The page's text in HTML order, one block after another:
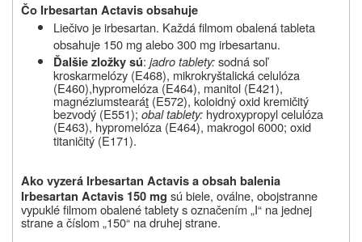
Čo Irbesartan Actavis obsahuje
Liečivo je irbesartan. Každá filmom obalená tableta
obsahuje 150 mg alebo 300 mg irbesartanu.
Ďalšie zložky sú: jadro tablety:sodná soľ
kroskarmelózy (E468), mikrokryštalická celulóza
(E460),hypromelóza (E464), manitol (E421),
magnéziumstearát (E572), koloidný oxid kremičitý
bezvodý (E551); obal tablety: hydroxypropyl celulóza
(E463), hypromelóza (E464), makrogol6000; oxid
titaničitý (E171).
Ako vyzerá Irbesartan Actavis a obsah balenia
Irbesartan Actavis 150 mg sú biele, oválne, obojstranne
vypuklé filmom obalené tablety s označením „I“ na jednej
strane a číslom „150“ na druhej strane.